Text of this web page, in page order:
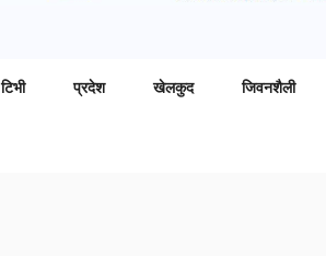
टिभी प्रदेश खेलकुद जिवनशैली